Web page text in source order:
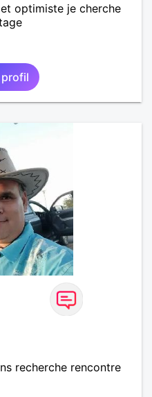
optimiste je cherche
profil
recherche rencontre